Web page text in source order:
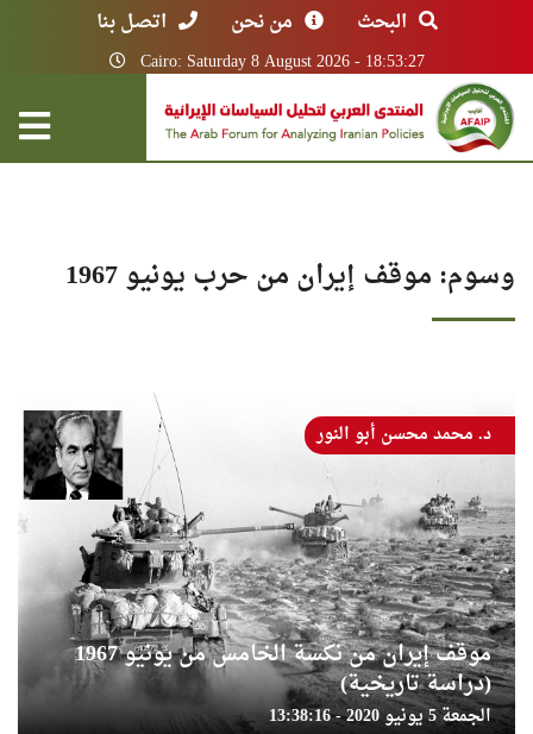
البحث من نحن اتصل بنا
Cairo: Saturday 8 August 2026 - 18:53:27
وسوم: موقف إيران من حرب يونيو 1967
موقف إيران من نكسة الخامس من يونيو 1967
(دراسة تاريخية)
الجمعة 5 يونيو 2020 - 13:38:16
د. محمد محسن أبو النور